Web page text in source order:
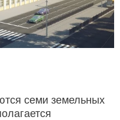
семи земельных